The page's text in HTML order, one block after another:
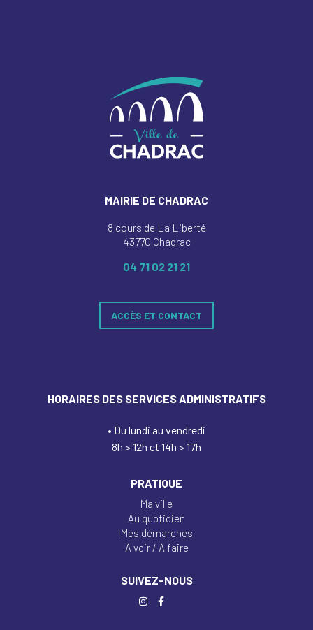
MAIRIE DE CHADRAC
8 cours de La Liberté
43770 Chadrac
04 71 02 21 21
ACCÈS ET CONTACT
HORAIRES DES SERVICES ADMINISTRATIFS
• Du lundi au vendredi
8h > 12h et 14h > 17h
PRATIQUE
Ma ville
Au quotidien
Mes démarches
A voir / A faire
SUIVEZ-NOUS